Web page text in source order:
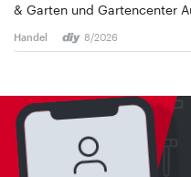
& Garten und Gartencenter
Handel 8/2026